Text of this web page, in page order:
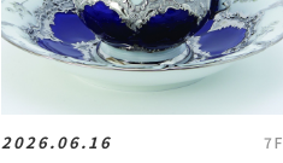
2026.06.16 7F